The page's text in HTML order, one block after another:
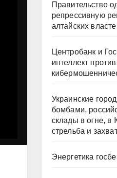
Правительство
репрессивную
алтайских
Центробанк и
интеллект против
Украинские
бомбами,
склады в огне, в
стрельба и
Энергетика